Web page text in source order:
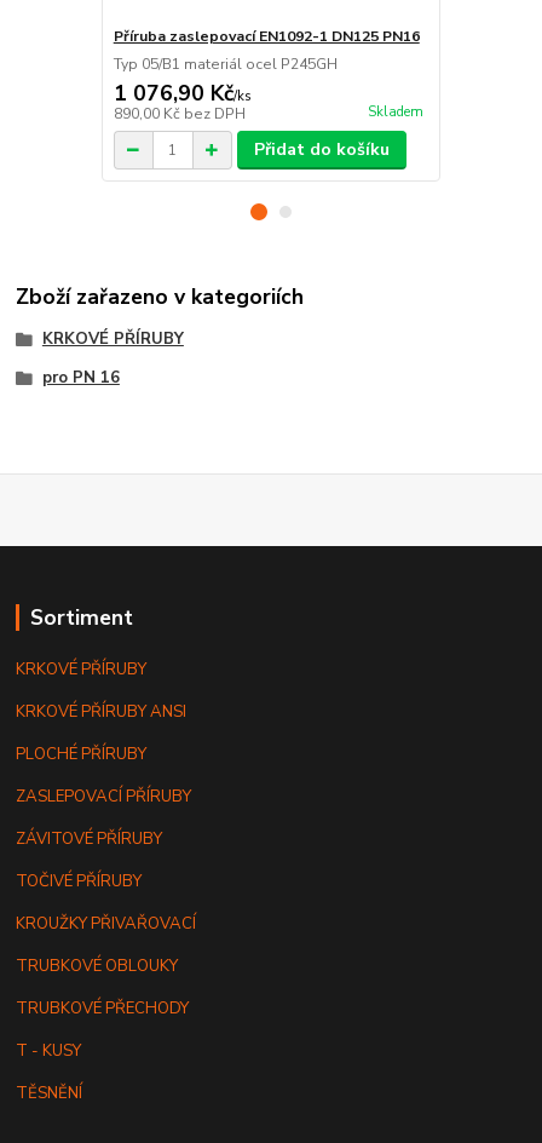
Příruba zaslepovací EN1092-1 DN125 PN16
Typ 05/B1 materiál ocel P245GH
1 076,90 Kč/ks
890,00 Kč bez DPH Skladem
Přidat do košíku
Zboží zařazeno v kategoriích
KRKOVÉ PŘÍRUBY
pro PN 16
Sortiment
KRKOVÉ PŘÍRUBY
KRKOVÉ PŘÍRUBY ANSI
PLOCHÉ PŘÍRUBY
ZASLEPOVACÍ PŘÍRUBY
ZÁVITOVÉ PŘÍRUBY
TOČIVÉ PŘÍRUBY
KROUŽKY PŘIVAŘOVACÍ
TRUBKOVÉ OBLOUKY
TRUBKOVÉ PŘECHODY
T - KUSY
TĚSNĚNÍ